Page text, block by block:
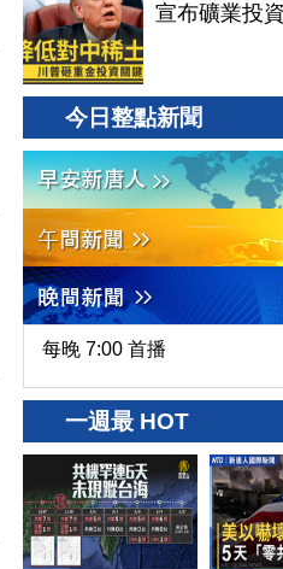
宣布礦業投
今日整點新聞
每晚 7:00 首播
一週最 HOT